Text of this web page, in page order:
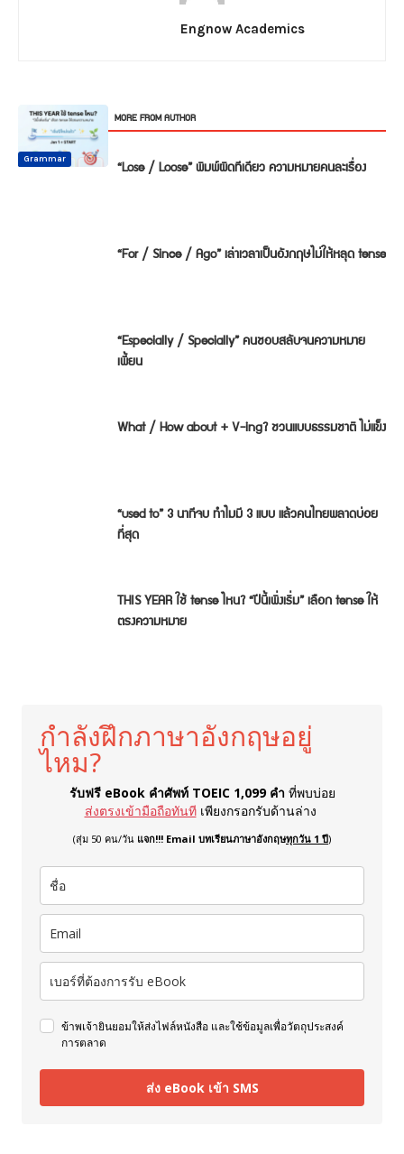
Engnow Academics
RELATED ARTICLES MORE FROM AUTHOR
Common
Mistake
“Lose / Loose” พิมพ์ผิดทีเดียว ความหมายคนละเรื่อง
Common
Mistake
“For / Since / Ago” เล่าเวลาเป็นอังกฤษไม่ให้หลุด tense
Common
Mistake
“Especially / Specially” คนชอบสลับจนความหมาย
เพี้ยน
Conversation
What / How about + V-ing? ชวนแบบธรรมชาติ ไม่แข็ง
Grammar
“used to” 3 นาทีจบ ทำไมมี 3 แบบ แล้วคนไทยพลาดบ่อย
ที่สุด
Grammar
THIS YEAR ใช้ tense ไหน? “ปีนี้เพิ่งเริ่ม” เลือก tense ให้
ตรงความหมาย
กำลังฝึกภาษาอังกฤษอยู่
ไหม?
รับฟรี eBook คำศัพท์ TOEIC 1,099 คำ ที่พบบ่อย
ส่งตรงเข้ามือถือทันที เพียงกรอกรับด้านล่าง
(สุ่ม 50 คน/วัน แจก!!! Email บทเรียนภาษาอังกฤษทุกวัน 1 ปี)
ข้าพเจ้ายินยอมให้ส่งไฟล์หนังสือ และใช้ข้อมูลเพื่อวัตถุประสงค์
การตลาด
ส่ง eBook เข้า SMS